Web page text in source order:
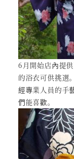
6月開始店內提
的浴衣可供挑選。
經專業人員的手
們能喜歡。